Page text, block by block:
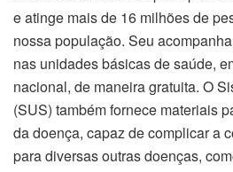
e atinge mais de 16 milhões de
nossa população. Seu
nas unidades básicas de saúde,
nacional, de maneira gratuita. O
(SUS) também fornece materiais
da doença, capaz de complicar a
para diversas outras doenças,